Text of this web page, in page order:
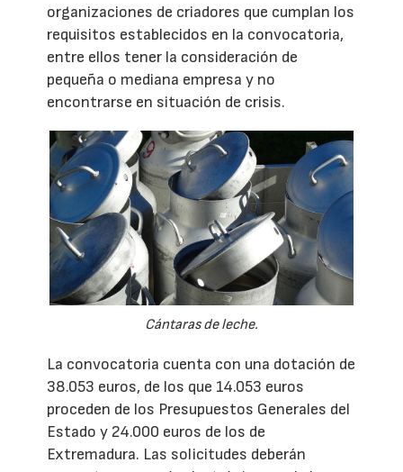
organizaciones de criadores que cumplan los
requisitos establecidos en la convocatoria,
entre ellos tener la consideración de
pequeña o mediana empresa y no
encontrarse en situación de crisis.
Cántaras de leche.
La convocatoria cuenta con una dotación de
38.053 euros, de los que 14.053 euros
proceden de los Presupuestos Generales del
Estado y 24.000 euros de los de
Extremadura. Las solicitudes deberán